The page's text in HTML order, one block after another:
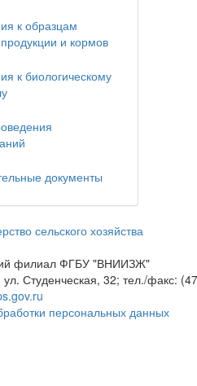
к образцам
и кормов
к биологическому
документы
сельского хозяйства
филиал ФГБУ "ВНИИЗЖ"
ул. Студенческая, 32; тел./факс:
персональных данных